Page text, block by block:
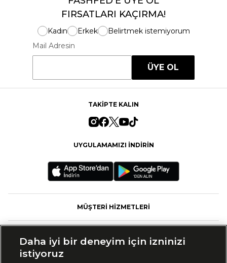
FIRSATLARI KAÇIRMA!
Kadın Erkek
Belirtmek istemiyorum
Mail Adresin
ÜYE OL
TAKİPTE KALIN
UYGULAMAMIZI İNDİRİN
MÜŞTERİ HİZMETLERİ
Daha iyi bir deneyim için izninizi
istiyoruz